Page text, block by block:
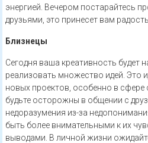
энергией. Вечером постарайтесь
друзьями, это принесет вам
Близнецы
Сегодня ваша креативность будет
реализовать множество идей. Это
новых проектов, особенно в
будьте осторожны в общении с
недоразумения из-за
быть более внимательными к их
выводами. В личной жизни